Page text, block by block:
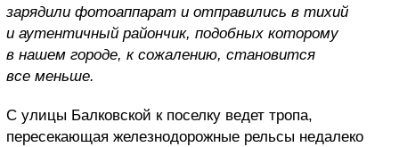
зарядили фотоаппарат и отправились в тихий
и аутентичный райончик, подобных которому
в нашем городе, к сожалению, становится
все меньше.
С улицы Балковской к поселку ведет тропа,
пересекающая железнодорожные рельсы недалеко